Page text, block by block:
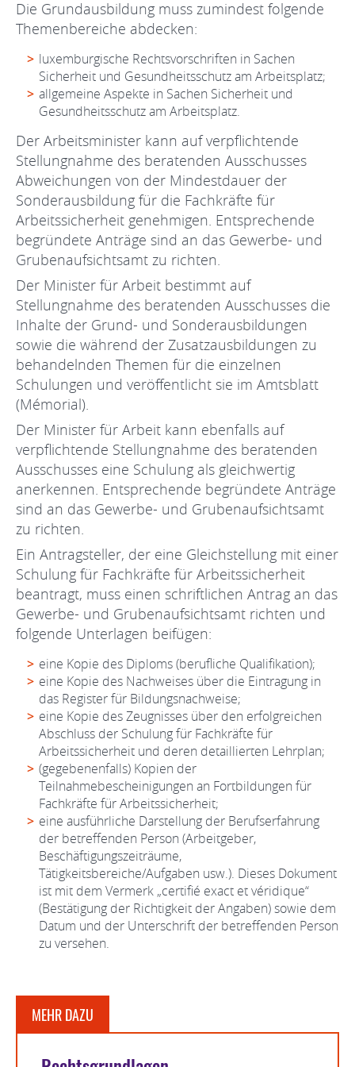
Die Grundausbildung muss zumindest folgende
Themenbereiche abdecken:
luxemburgische Rechtsvorschriften in Sachen
Sicherheit und Gesundheitsschutz am Arbeitsplatz;
allgemeine Aspekte in Sachen Sicherheit und
Gesundheitsschutz am Arbeitsplatz.
Der Arbeitsminister kann auf verpflichtende
Stellungnahme des beratenden Ausschusses
Abweichungen von der Mindestdauer der
Sonderausbildung für die Fachkräfte für
Arbeitssicherheit genehmigen. Entsprechende
begründete Anträge sind an das Gewerbe- und
Grubenaufsichtsamt zu richten.
Der Minister für Arbeit bestimmt auf
Stellungnahme des beratenden Ausschusses die
Inhalte der Grund- und Sonderausbildungen
sowie die während der Zusatzausbildungen zu
behandelnden Themen für die einzelnen
Schulungen und veröffentlicht sie im Amtsblatt
(Mémorial).
Der Minister für Arbeit kann ebenfalls auf
verpflichtende Stellungnahme des beratenden
Ausschusses eine Schulung als gleichwertig
anerkennen. Entsprechende begründete Anträge
sind an das Gewerbe- und Grubenaufsichtsamt
zu richten.
Ein Antragsteller, der eine Gleichstellung mit einer
Schulung für Fachkräfte für Arbeitssicherheit
beantragt, muss einen schriftlichen Antrag an das
Gewerbe- und Grubenaufsichtsamt richten und
folgende Unterlagen beifügen:
eine Kopie des Diploms (berufliche Qualifikation);
eine Kopie des Nachweises über die Eintragung in
das Register für Bildungsnachweise;
eine Kopie des Zeugnisses über den erfolgreichen
Abschluss der Schulung für Fachkräfte für
Arbeitssicherheit und deren detaillierten Lehrplan;
(gegebenenfalls) Kopien der
Teilnahmebescheinigungen an Fortbildungen für
Fachkräfte für Arbeitssicherheit;
eine ausführliche Darstellung der Berufserfahrung
der betreffenden Person (Arbeitgeber,
Beschäftigungszeiträume,
Tätigkeitsbereiche/Aufgaben usw.). Dieses Dokument
ist mit dem Vermerk „certifié exact et véridique“
(Bestätigung der Richtigkeit der Angaben) sowie dem
Datum und der Unterschrift der betreffenden Person
zu versehen.
MEHR DAZU